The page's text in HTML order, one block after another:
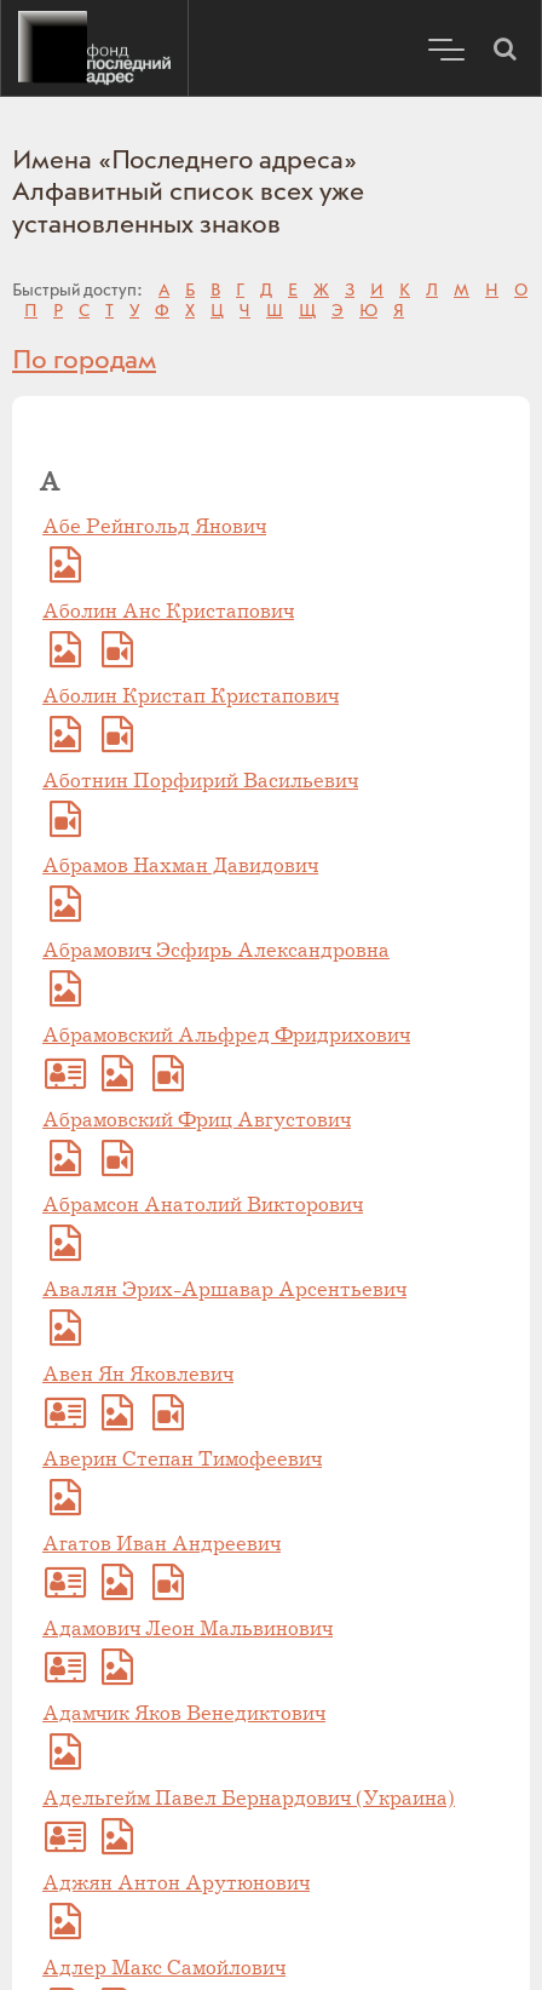
Имена «Последнего адреса»
Алфавитный список всех уже
установленных знаков
Быстрый доступ: А Б В Г Д Е Ж З И К Л М Н
О
П
Р С Т У Ф Х Ц Ч Ш Щ Э Ю Я
По городам
А
Абе Рейнгольд Янович
Аболин Анс Кристапович
Аболин Кристап Кристапович
Аботнин Порфирий Васильевич
Абрамов Нахман Давидович
Абрамович Эсфирь Александровна
Абрамовский Альфред Фридрихович
Абрамовский Фриц Августович
Абрамсон Анатолий Викторович
Авалян Эрих-Аршавар Арсентьевич
Авен Ян Яковлевич
Аверин Степан Тимофеевич
Агатов Иван Андреевич
Адамович Леон Мальвинович
Адамчик Яков Венедиктович
Адельгейм Павел Бернардович (Украина)
Аджян Антон Арутюнович
Адлер Макс Самойлович